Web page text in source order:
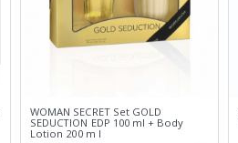
WOMAN SECRET Set GOLD
SEDUCTION EDP 100 ml + Body
Lotion 200 m l